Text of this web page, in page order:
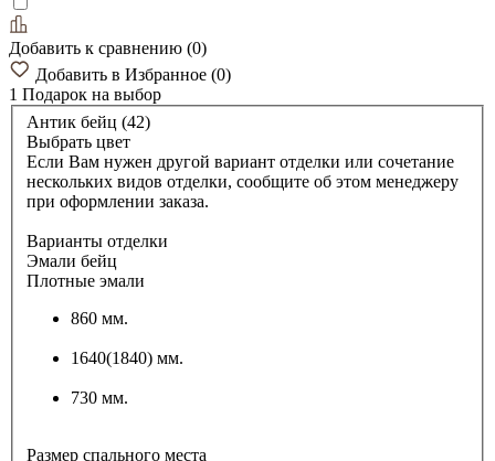
Добавить к сравнению (0)
Добавить в Избранное (0)
1 Подарок на выбор
Антик бейц (42)
Выбрать цвет
Если Вам нужен другой вариант отделки или сочетание
нескольких видов отделки, сообщите об этом менеджеру
при оформлении заказа.
Варианты отделки
Эмали бейц
Плотные эмали
860 мм.
1640(1840) мм.
730 мм.
Размер спального места